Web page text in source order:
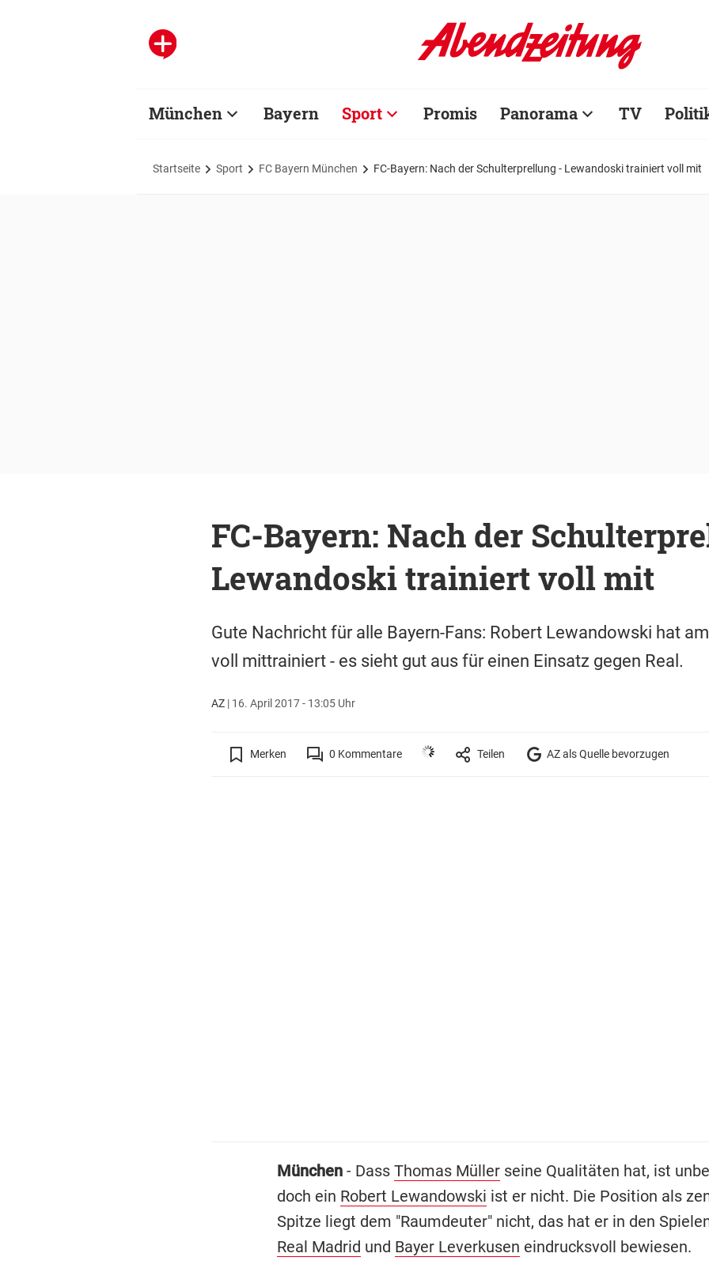
München Bayern Sport Promis Panorama TV
Startseite Sport FC Bayern München FC-Bayern: Nach der Schulterprellung - Lewandoski trainiert voll mit
FC-Bayern: Nach der
Lewandoski trainiert voll mit
Gute Nachricht für alle Bayern-Fans: Robert Lewandowski hat
voll mittrainiert - es sieht gut aus für einen Einsatz gegen Real.
AZ| 16. April 2017 - 13:05 Uhr
Merken 0 Kommentare Teilen AZ als Quelle bevorzugen
München- Dass Thomas Müllerseine Qualitäten hat, ist
doch ein Robert Lewandowski ist er nicht. Die Position als
Spitze liegt dem "Raumdeuter" nicht, das hat er in den
Real Madrid und Bayer Leverkusen eindrucksvoll bewiesen.